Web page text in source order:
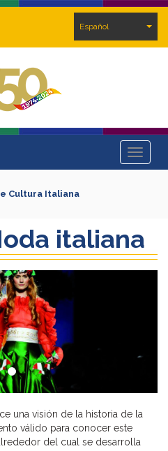
Español
Toggle
Cultura Italiana
italiana
una visión de la historia de la
válido para conocer este
del cual se desarrolla